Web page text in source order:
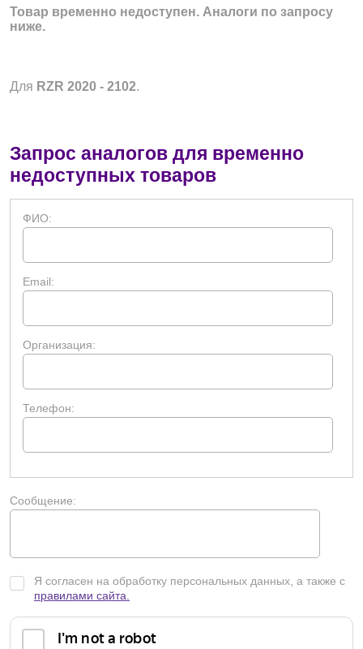
Товар временно недоступен. Аналоги по запросу
ниже.
Для RZR 2020 - 2102.
Запрос аналогов для временно
недоступных товаров
ФИО:
Email:
Организация:
Телефон:
Сообщение:
Я согласен на обработку персональных данных, а также с
правилами сайта.